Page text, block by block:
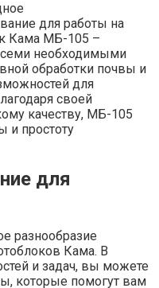
для работы на
Кама МБ-105 –
необходимыми
обработки почвы и
для
своей
качеству, МБ-105
и простоту
для
разнообразие
Кама. В
и задач, вы можете
которые помогут вам